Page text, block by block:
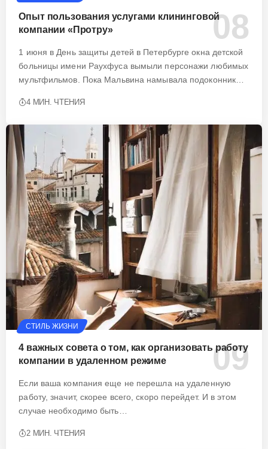
Опыт пользования услугами клининговой
компании «Протру»
1 июня в День защиты детей в Петербурге окна детской
больницы имени Раухфуса вымыли персонажи любимых
мультфильмов. Пока Мальвина намывала подоконник…
4 МИН. ЧТЕНИЯ
СТИЛЬ ЖИЗНИ
4 важных совета о том, как организовать работу
компании в удаленном режиме
Если ваша компания еще не перешла на удаленную
работу, значит, скорее всего, скоро перейдет. И в этом
случае необходимо быть…
2 МИН. ЧТЕНИЯ